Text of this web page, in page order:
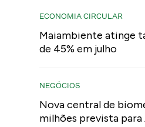
ECONOMIA CIRCULAR
Maiambiente atinge
de 45% em julho
NEGÓCIOS
Nova central de
milhões prevista para